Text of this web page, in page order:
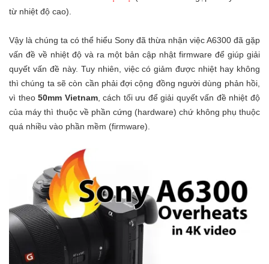
từ nhiệt độ cao).
Vậy là chúng ta có thể hiểu Sony đã thừa nhận việc A6300 đã gặp
vấn đề về nhiệt độ và ra một bản cập nhật firmware để giúp giải
quyết vấn đề này. Tuy nhiên, việc có giảm được nhiệt hay không
thì chúng ta sẽ còn cần phải đợi cộng đồng người dùng phản hồi,
vì theo50mm Vietnam, cách tối ưu để giải quyết vấn đề nhiệt độ
của máy thì thuộc về phần cứng (hardware) chứ không phụ thuộc
quá nhiều vào phần mềm (firmware).